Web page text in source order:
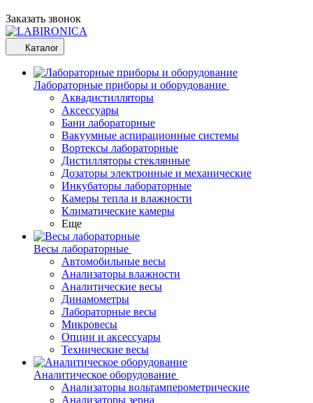
Заказать звонок
Каталог
Лабораторные приборы и оборудование
Аквадистилляторы
Аксессуары
Бани лабораторные
Вакуумные аспирационные системы
Вортексы лабораторные
Дистилляторы стеклянные
Дозаторы электронные и механические
Инкубаторы лабораторные
Камеры тепла и влажности
Климатические камеры
Еще
Весы лабораторные
Автомобильные весы
Анализаторы влажности
Аналитические весы
Динамометры
Лабораторные весы
Микровесы
Опции и аксессуары
Технические весы
Аналитическое оборудование
Анализаторы вольтамперометрические
Анализаторы зерна